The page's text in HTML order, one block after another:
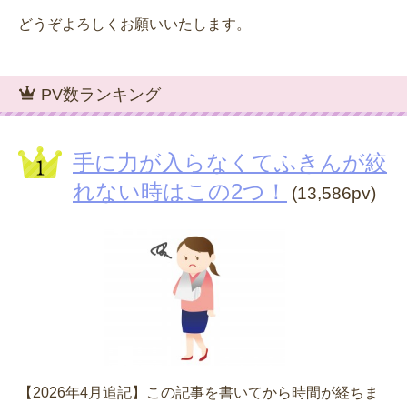
どうぞよろしくお願いいたします。
PV数ランキング
手に力が入らなくてふきんが絞
れない時はこの2つ！
(13,586pv)
【2026年4月追記】この記事を書いてから時間が経ちま